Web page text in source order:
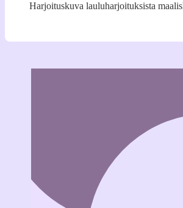
Harjoituskuva lauluharjoituksista